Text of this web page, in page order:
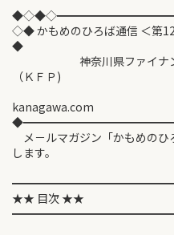
◇◆ かもめのひろば通信 ＜第
◆
神奈川県ファイナンシ
（ＫＦＰ)
http://
kanagawa.com
メ－ルマガジン「かもめのひ
します。
★★ 目次 ★★